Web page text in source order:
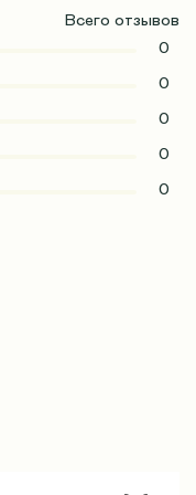
Всего отзывов
0
0
0
0
0